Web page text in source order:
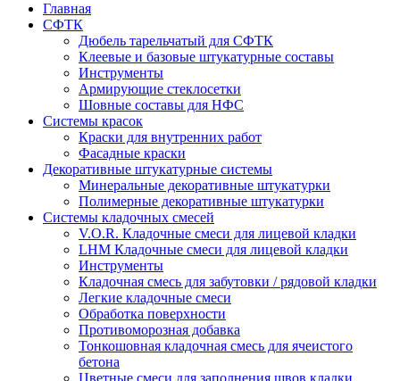
Главная
СФТК
Дюбель тарельчатый для СФТК
Клеевые и базовые штукатурные составы
Инструменты
Армирующие стеклосетки
Шовные составы для НФС
Cистемы красок
Краски для внутренних работ
Фасадные краски
Декоративные штукатурные системы
Минеральные декоративные штукатурки
Полимерные декоративные штукатурки
Системы кладочных смесей
V.O.R. Кладочные смеси для лицевой кладки
LHM Кладочные смеси для лицевой кладки
Инструменты
Кладочная смесь для забутовки / рядовой кладки
Легкие кладочные смеси
Обработка поверхности
Противоморозная добавка
Тонкошовная кладочная смесь для ячеистого
бетона
Цветные смеси для заполнения швов кладки